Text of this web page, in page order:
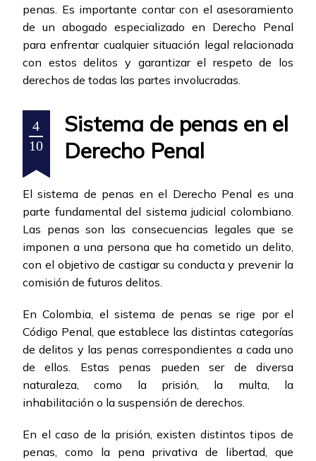
penas. Es importante contar con el asesoramiento
de un abogado especializado en Derecho Penal
para enfrentar cualquier situación legal relacionada
con estos delitos y garantizar el respeto de los
derechos de todas las partes involucradas.
4
10
Sistema de penas en el
Derecho Penal
El sistema de penas en el Derecho Penal es una
parte fundamental del sistema judicial colombiano.
Las penas son las consecuencias legales que se
imponen a una persona que ha cometido un delito,
con el objetivo de castigar su conducta y prevenir la
comisión de futuros delitos.
En Colombia, el sistema de penas se rige por el
Código Penal, que establece las distintas categorías
de delitos y las penas correspondientes a cada uno
de ellos. Estas penas pueden ser de diversa
naturaleza, como la prisión, la multa, la
inhabilitación o la suspensión de derechos.
En el caso de la prisión, existen distintos tipos de
penas, como la pena privativa de libertad, que